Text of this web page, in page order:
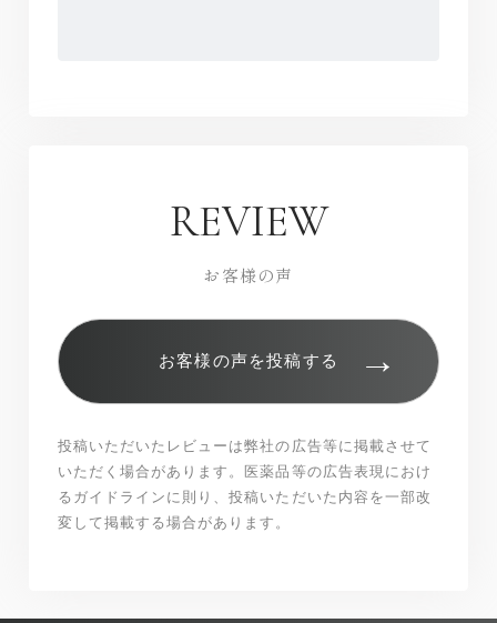
REVIEW
お客様の声
お客様の声を投稿する →
投稿いただいたレビューは弊社の広告等に掲載させて
いただく場合があります。医薬品等の広告表現におけ
るガイドラインに則り、投稿いただいた内容を一部改
変して掲載する場合があります。